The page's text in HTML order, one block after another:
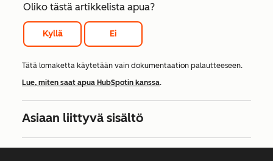
Oliko tästä artikkelista apua?
Kyllä Ei
Tätä lomaketta käytetään vain dokumentaation palautteeseen.
Lue, miten saat apua HubSpotin kanssa.
Asiaan liittyvä sisältö